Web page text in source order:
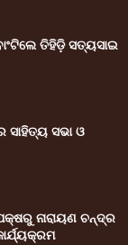
ତିହିଡି଼ ସତ୍ୟସାଇ
ସାହିତ୍ୟ ସଭା ଓ
ନାରାୟଣ ଚନ୍ଦ୍ର